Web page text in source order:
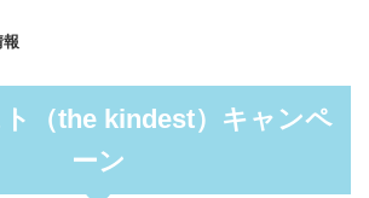
（the kindest）キャンペ
ーン